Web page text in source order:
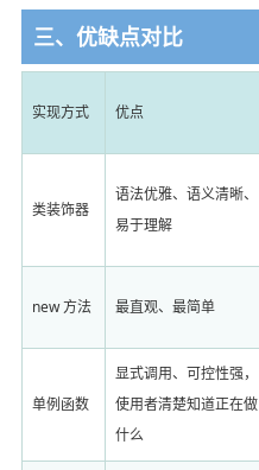
三、优缺点对比
实现方式 优点
类装饰器
语法优雅、语义清晰、
易于理解
new 方法 最直观、最简单
单例函数
显式调用、可控性强，
使用者清楚知道正在做
什么